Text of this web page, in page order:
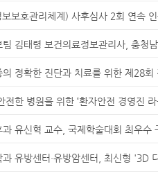
보호관리체계) 사후심사 2회 연속
팀 김태령 보건의료정보관리사, 충청
의 정확한 진단과 치료를 위한 제28회
전한 병원을 위한 ‘환자안전 경영진 라
과 유신혁 교수, 국제학술대회 최우수
과 유방센터·유방암센터, 최신형